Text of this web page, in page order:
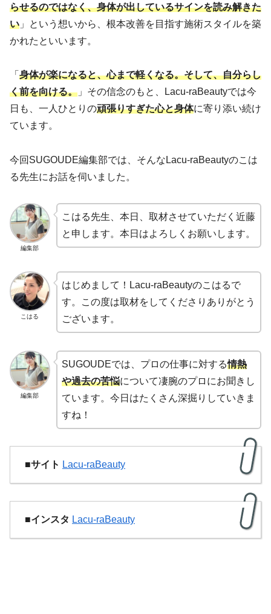
らせるのではなく、身体が出しているサインを読み解きた
い 」という想いから、根本改善を目指す施術スタイルを築
かれたといいます。
「 身体が楽になると、心まで軽くなる。そして、自分らし
く前を向ける。 」その信念のもと、Lacu-raBeautyでは今
日も、一人ひとりの頑張りすぎた心と身体に寄り添い続け
ています。
今回SUGOUDE編集部では、そんなLacu-raBeautyのこは
る先生にお話を伺いました。
編集部
こはる先生、本日、取材させていただく近藤
と申します。本日はよろしくお願いします。
こはる
はじめまして！Lacu-raBeautyのこはるで
す。この度は取材をしてくださりありがとう
ございます。
編集部
SUGOUDEでは、プロの仕事に対する情熱
や過去の苦悩について凄腕のプロにお聞きし
ています。今日はたくさん深掘りしていきま
すね！
■サイト Lacu-raBeauty
■インスタ Lacu-raBeauty